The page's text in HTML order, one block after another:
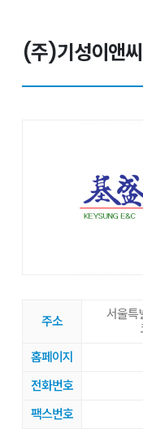
(주)기성이앤씨
주소
서울특
홈페이지
전화번호
팩스번호